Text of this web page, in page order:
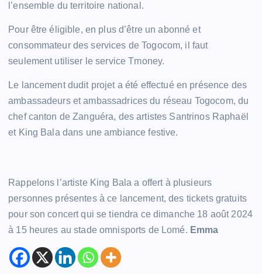
l’ensemble du territoire national.
Pour être éligible, en plus d’être un abonné et
consommateur des services de Togocom, il faut
seulement utiliser le service Tmoney.
Le lancement dudit projet a été effectué en présence des
ambassadeurs et ambassadrices du réseau Togocom, du
chef canton de Zanguéra, des artistes Santrinos Raphaël
et King Bala dans une ambiance festive.
Rappelons l’artiste King Bala a offert à plusieurs
personnes présentes à ce lancement, des tickets gratuits
pour son concert qui se tiendra ce dimanche 18 août 2024
à 15 heures au stade omnisports de Lomé. Emma